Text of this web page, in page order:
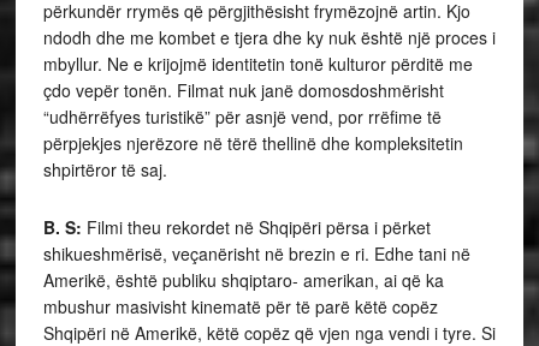
përkundër rrymës që përgjithësisht frymëzojnë artin. Kjo
ndodh dhe me kombet e tjera dhe ky nuk është një proces i
mbyllur. Ne e krijojmë identitetin tonë kulturor përditë me
çdo vepër tonën. Filmat nuk janë domosdoshmërisht
“udhërrëfyes turistikë” për asnjë vend, por rrëfime të
përpjekjes njerëzore në tërë thellinë dhe kompleksitetin
shpirtëror të saj.
B. S: Filmi theu rekordet në Shqipëri përsa i përket
shikueshmërisë, veçanërisht në brezin e ri. Edhe tani në
Amerikë, është publiku shqiptaro- amerikan, ai që ka
mbushur masivisht kinematë për të parë këtë copëz
Shqipëri në Amerikë, këtë copëz që vjen nga vendi i tyre. Si